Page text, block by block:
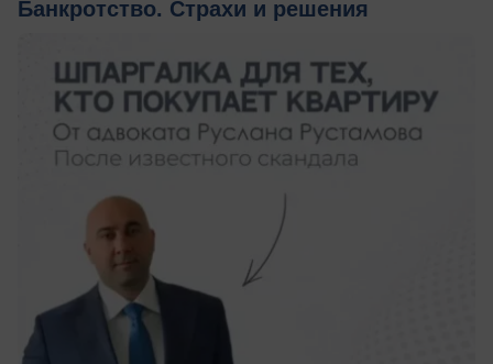
Банкротство. Страхи и решения